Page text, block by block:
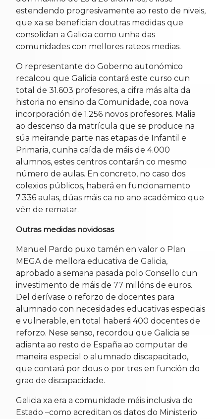
estendendo progresivamente ao resto de niveis,
que xa se benefician doutras medidas que
consolidan a Galicia como unha das
comunidades con mellores rateos medias.
O representante do Goberno autonómico
recalcou que Galicia contará este curso cun
total de 31.603 profesores, a cifra más alta da
historia no ensino da Comunidade, coa nova
incorporación de 1.256 novos profesores. Malia
ao descenso da matrícula que se produce na
súa meirande parte nas etapas de Infantil e
Primaria, cunha caída de máis de 4.000
alumnos, estes centros contarán co mesmo
número de aulas. En concreto, no caso dos
colexios públicos, haberá en funcionamento
7.336 aulas, dúas máis ca no ano académico que
vén de rematar.
Outras medidas novidosas
Manuel Pardo puxo tamén en valor o Plan
MEGA de mellora educativa de Galicia,
aprobado a semana pasada polo Consello cun
investimento de máis de 77 millóns de euros.
Del derívase o reforzo de docentes para
alumnado con necesidades educativas especiais
e vulnerable, en total haberá 400 docentes de
reforzo. Nese senso, recordou que Galicia se
adianta ao resto de España ao computar de
maneira especial o alumnado discapacitado,
que contará por dous o por tres en función do
grao de discapacidade.
Galicia xa era a comunidade máis inclusiva do
Estado –como acreditan os datos do Ministerio